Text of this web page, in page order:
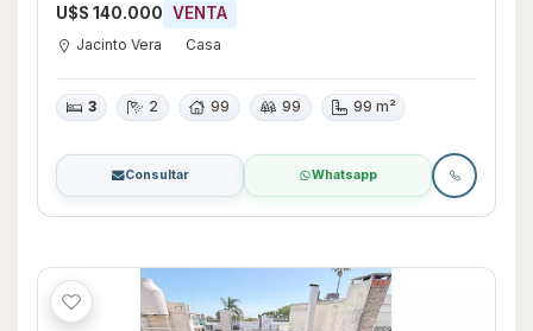
U$S 140.000 VENTA
Jacinto Vera Casa
3 2 99 99 99 m²
Consultar Whatsapp